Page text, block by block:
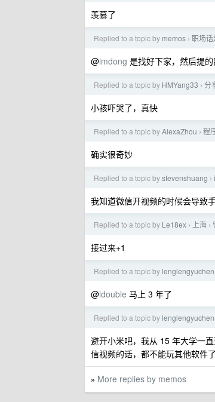
羡慕了
Replied to a topic by memos › 职场话
@imdong 是找好下家，然后提
Replied to a topic by HMYang33 › 分
小孩吓哭了，真快
Replied to a topic byAlexaZhou › 程
确实很奇妙
Replied to a topic bystevenshuang ›
我知道微信开视频的时候会导致
Replied to a topic by Le18ex › 上海 ›
接过来+1
Replied to a topic by lenglengyuchen
@idouble 马上 3 年了
Replied to a topic by lenglengyuchen
避开小米吧，我从 15 年大学一
信视频的话，都不能玩其他软件
» More replies by memos